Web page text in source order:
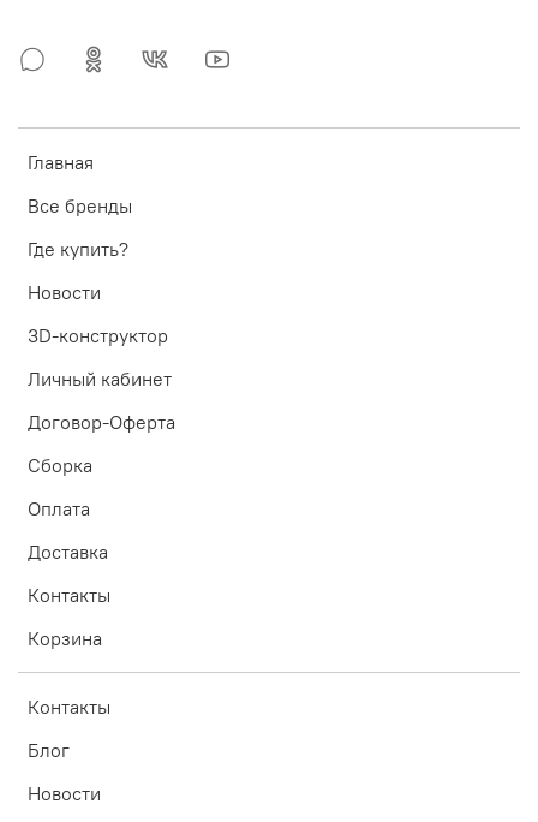
Главная
Все бренды
Где купить?
Новости
3D-конструктор
Личный кабинет
Договор-Оферта
Сборка
Оплата
Доставка
Контакты
Корзина
Контакты
Блог
Новости